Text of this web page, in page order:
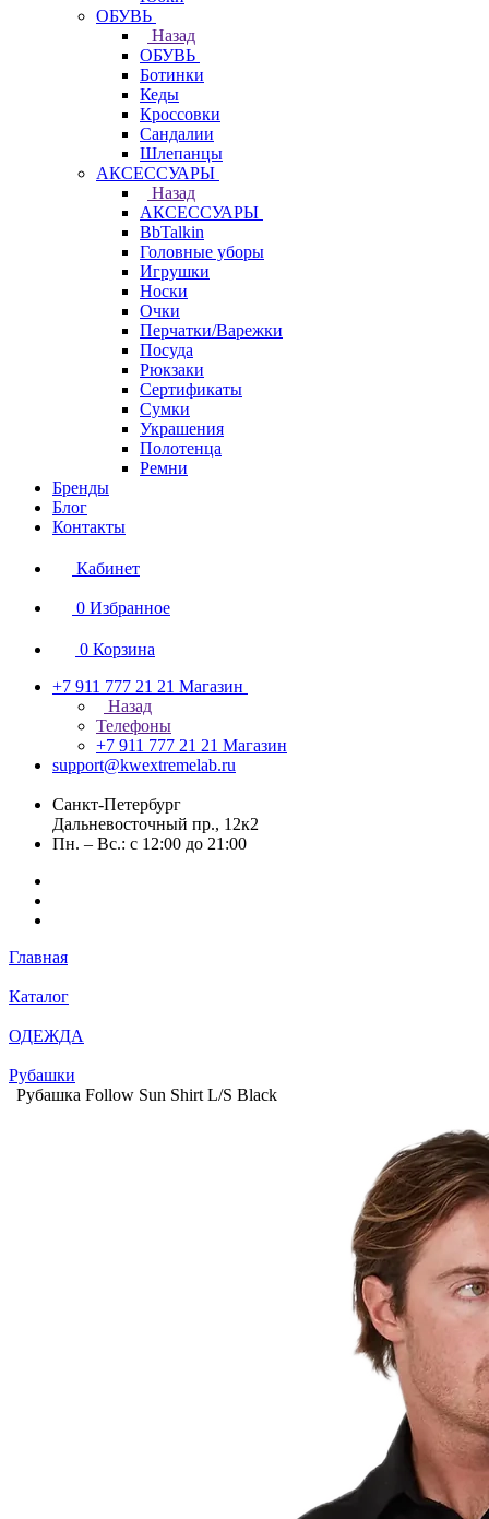
ОБУВЬ
Назад
ОБУВЬ
Ботинки
Кеды
Кроссовки
Сандалии
Шлепанцы
АКСЕССУАРЫ
Назад
АКСЕССУАРЫ
BbTalkin
Головные уборы
Игрушки
Носки
Очки
Перчатки/Варежки
Посуда
Рюкзаки
Сертификаты
Сумки
Украшения
Полотенца
Ремни
Бренды
Блог
Контакты
Кабинет
0 Избранное
0 Корзина
+7 911 777 21 21 Магазин
Назад
Телефоны
+7 911 777 21 21 Магазин
support@kwextremelab.ru
Санкт-Петербург
Дальневосточный пр., 12к2
Пн. – Вс.: с 12:00 до 21:00
Главная
Каталог
ОДЕЖДА
Рубашки
Рубашка Follow Sun Shirt L/S Black